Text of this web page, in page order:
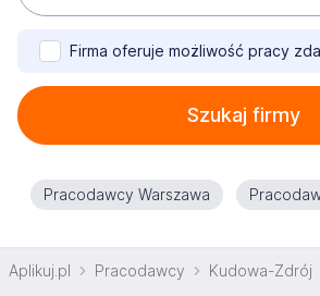
Firma oferuje możliwość pracy
Szukaj firmy
Pracodawcy Warszawa
Aplikuj.pl Pracodawcy Kudowa-Zdrój